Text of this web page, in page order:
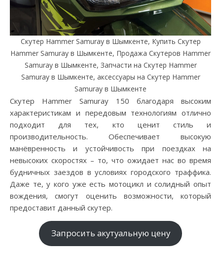
Скутер Hammer Samuray в Шымкенте, Купить Скутер
Hammer Samuray в Шымкенте, Продажа Скутеров Hammer
Samuray в Шымкенте, Запчасти на Скутер Hammer
Samuray в Шымкенте, аксессуары на Скутер Hammer
Samuray в Шымкенте
Cкутер Hammer Samuray 150 благодаря высоким
характеристикам и передовым технологиям отлично
подходит для тех, кто ценит стиль и
производительность. Обеспечивает высокую
манёвренность и устойчивость при поездках на
невысоких скоростях – то, что ожидает нас во время
будничных заездов в условиях городского траффика.
Даже те, у кого уже есть мотоцикл и солидный опыт
вождения, смогут оценить возможности, который
предоставит данный скутер.
Запросить акутуальную цену